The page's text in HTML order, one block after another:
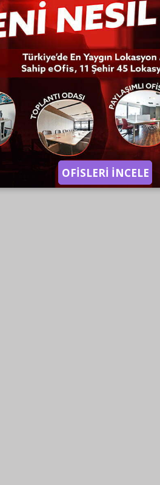
OFİSLERİ İNCELE